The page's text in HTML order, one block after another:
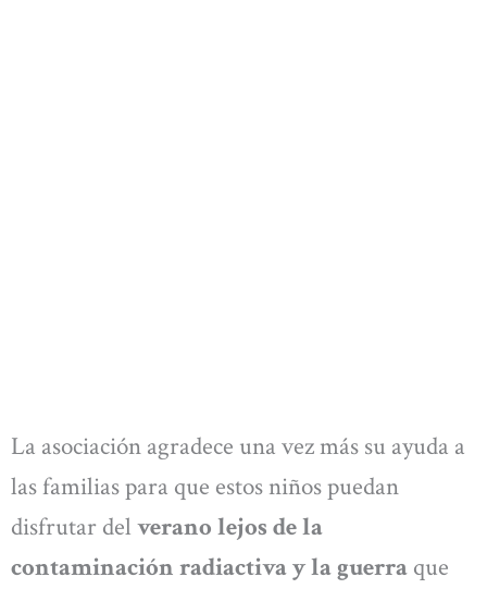
La asociación agradece una vez más su ayuda a
las familias para que estos niños puedan
disfrutar del verano lejos de la
contaminación radiactiva y la guerra que